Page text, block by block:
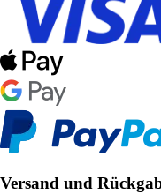
Versand und